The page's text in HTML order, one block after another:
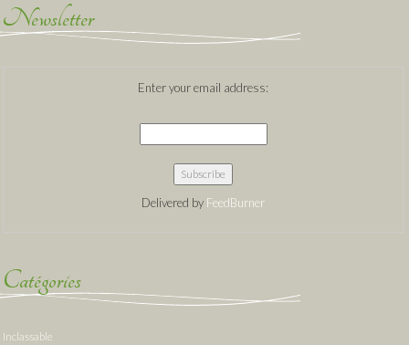
Newsletter
Enter your email address:
Delivered by FeedBurner
Catégories
Inclassable